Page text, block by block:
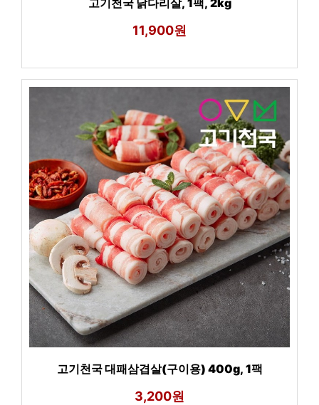
11,900원
고기천국 대패삼겹살(구이용) 400g, 1팩
3,200원